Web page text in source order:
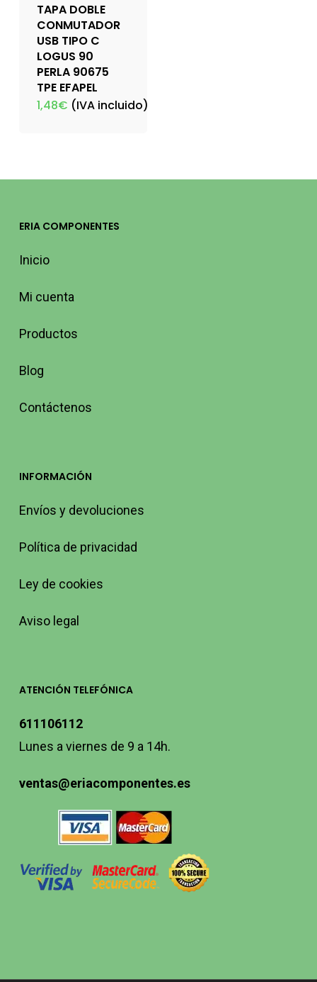
TAPA DOBLE
CONMUTADOR
USB TIPO C
LOGUS 90
PERLA 90675
TPE EFAPEL
1,48€ (IVA incluido)
ERIA COMPONENTES
Inicio
Mi cuenta
Productos
Blog
Contáctenos
INFORMACIÓN
Envíos y devoluciones
Política de privacidad
Ley de cookies
Aviso legal
ATENCIÓN TELEFÓNICA
611106112
Lunes a viernes de 9 a 14h.
ventas@eriacomponentes.es